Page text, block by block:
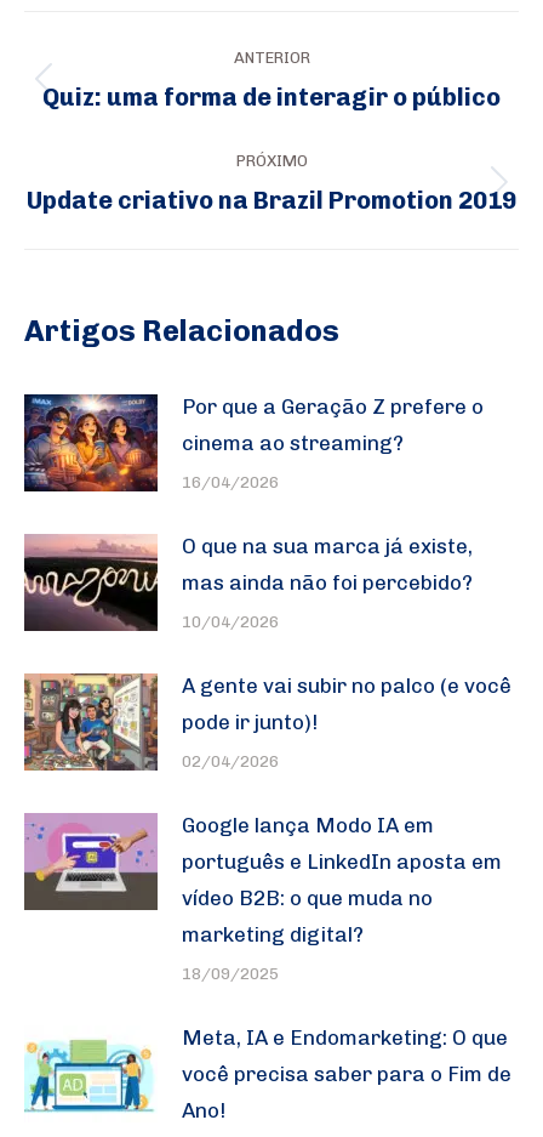
de
ANTERIOR
Post
Quiz: uma forma de interagir o público
PRÓXIMO
Próximo
Update criativo na Brazil Promotion 2019
Artigos Relacionados
Por que a Geração Z prefere o
cinema ao streaming?
16/04/2026
O que na sua marca já existe,
mas ainda não foi percebido?
10/04/2026
A gente vai subir no palco (e você
pode ir junto)!
02/04/2026
Google lança Modo IA em
português e LinkedIn aposta em
vídeo B2B: o que muda no
marketing digital?
18/09/2025
Meta, IA e Endomarketing: O que
você precisa saber para o Fim de
Ano!